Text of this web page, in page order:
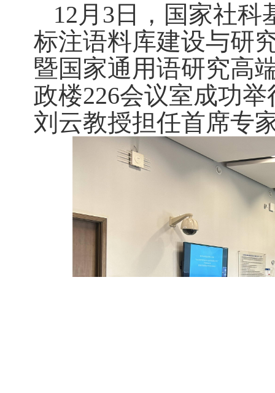
12月3日，国家社科
标注语料库建设与研
暨国家通用语研究高
政楼226会议室成功
刘云教授担任首席专